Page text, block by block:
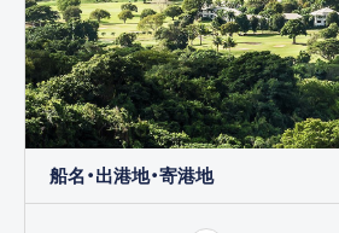
船名・出港地・寄港地